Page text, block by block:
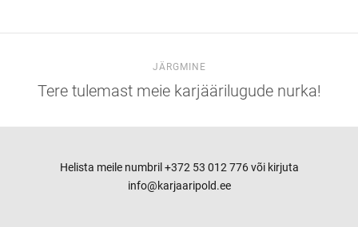
JÄRGMINE
Tere tulemast meie karjäärilugude nurka!
Helista meile numbril +372 53 012 776 või kirjuta
info@karjaaripold.ee